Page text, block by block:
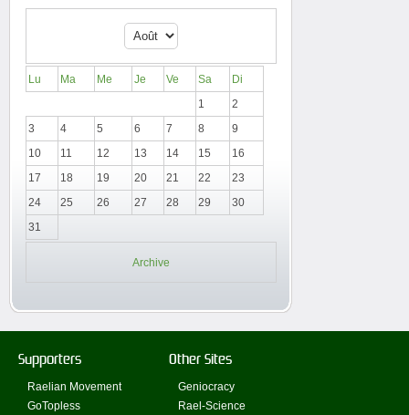
Lu Ma Me Je Ve Sa
Di
1
2
3
4 5 6 7 8
9
10
11 12 13 14 15
16
17
18 19 20 21 22
23
24
25 26 27 28 29
30
31
Archive
Supporters
Raelian Movement
GoTopless
Other Sites
Geniocracy
Rael-Science